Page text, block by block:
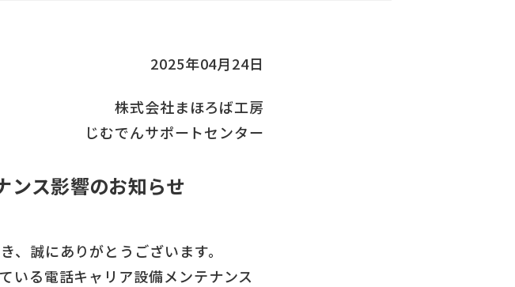
2025年04月24日
株式会社まほろば工房
じむでんサポートセンター
ンス影響のお知らせ
、誠にありがとうございます。
いる電話キャリア設備メンテナンス